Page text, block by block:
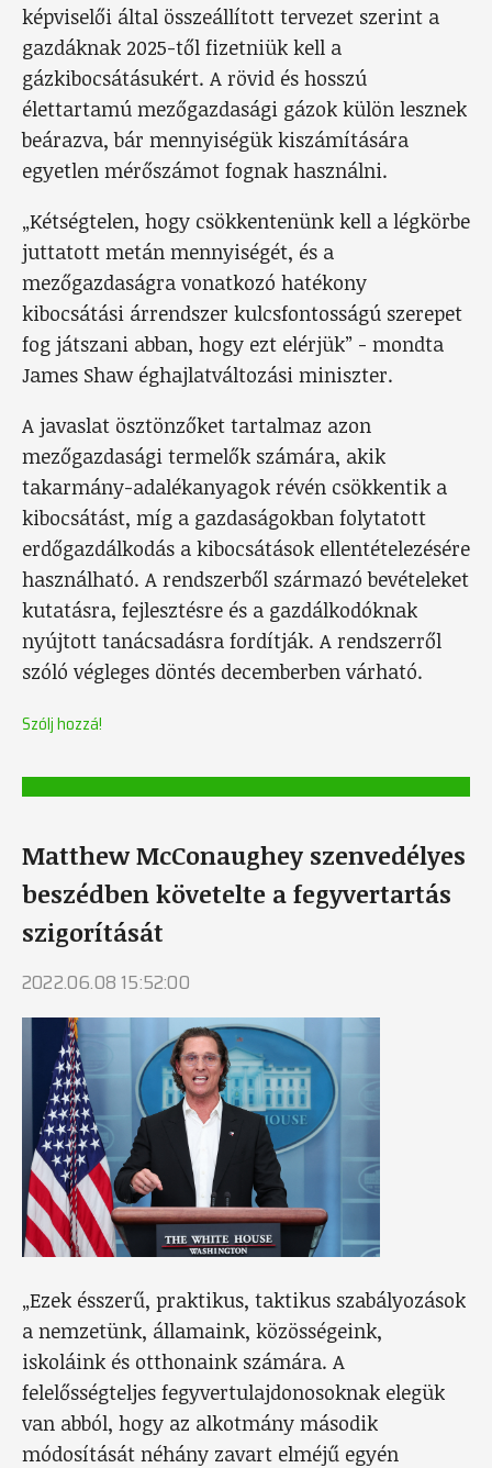
képviselői által összeállított tervezet szerint a
gazdáknak 2025-től fizetniük kell a
gázkibocsátásukért. A rövid és hosszú
élettartamú mezőgazdasági gázok külön lesznek
beárazva, bár mennyiségük kiszámítására
egyetlen mérőszámot fognak használni.
„Kétségtelen, hogy csökkentenünk kell a légkörbe
juttatott metán mennyiségét, és a
mezőgazdaságra vonatkozó hatékony
kibocsátási árrendszer kulcsfontosságú szerepet
fog játszani abban, hogy ezt elérjük” - mondta
James Shaw éghajlatváltozási miniszter.
A javaslat ösztönzőket tartalmaz azon
mezőgazdasági termelők számára, akik
takarmány-adalékanyagok révén csökkentik a
kibocsátást, míg a gazdaságokban folytatott
erdőgazdálkodás a kibocsátások ellentételezésére
használható. A rendszerből származó bevételeket
kutatásra, fejlesztésre és a gazdálkodóknak
nyújtott tanácsadásra fordítják. A rendszerről
szóló végleges döntés decemberben várható.
Szólj hozzá!
Matthew McConaughey szenvedélyes
beszédben követelte a fegyvertartás
szigorítását
2022.06.08 15:52:00
„Ezek ésszerű, praktikus, taktikus szabályozások
a nemzetünk, államaink, közösségeink,
iskoláink és otthonaink számára. A
felelősségteljes fegyvertulajdonosoknak elegük
van abból, hogy az alkotmány második
módosítását néhány zavart elméjű egyén